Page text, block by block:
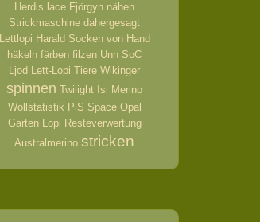
Herdis lace Fjörgyn nähen
Strickmaschine dahergesagt
Lettlopi Harald Socken von Hand
häkeln färben filzen Unn SoC
Ljod Lett-Lopi Tiere Wikinger
spinnen Twilight Isi Merino
Wollstatistik PiS Space Opal
Garten Lopi Resteverwertung
Australmerino stricken